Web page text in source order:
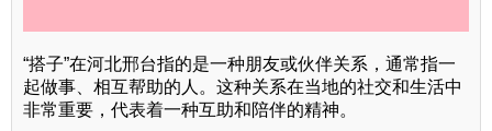
“搭子”在河北邢台指的是一种朋友或伙伴关系，通常指一
起做事、相互帮助的人。这种关系在当地的社交和生活中
非常重要，代表着一种互助和陪伴的精神。